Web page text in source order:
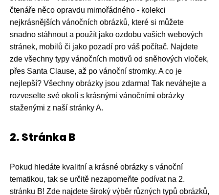
čtenáře něco opravdu mimořádného - kolekci
nejkrásnějších vánočních obrázků, které si můžete
snadno stáhnout a použít jako ozdobu vašich webových
stránek, mobilů či jako pozadí pro váš počítač. Najdete
zde všechny typy vánočních motivů od sněhových vloček,
přes Santa Clause, až po vánoční stromky. A co je
nejlepší? Všechny obrázky jsou zdarma! Tak neváhejte a
rozveselte své okolí s krásnými vánočními obrázky
staženými z naší stránky A.
2. Stránka B
Pokud hledáte kvalitní a krásné obrázky s vánoční
tematikou, tak se určitě nezapomeňte podívat na 2.
stránku B! Zde najdete široký výběr různých typů obrázků,